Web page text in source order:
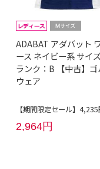
ADABAT アダバット
ース ネイビー系 サイ
ランク：B 【中古】ゴ
ウェア
【期間限定セール】
2,964円